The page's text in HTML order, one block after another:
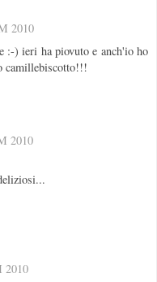
2010
:-) ieri ha piovuto e anch'io ho
camillebiscotto!!!
2010
2010